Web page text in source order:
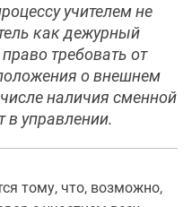
учителем не
как дежурный
требовать от
о внешнем
наличия сменной
в управлении.
тому, что, возможно,